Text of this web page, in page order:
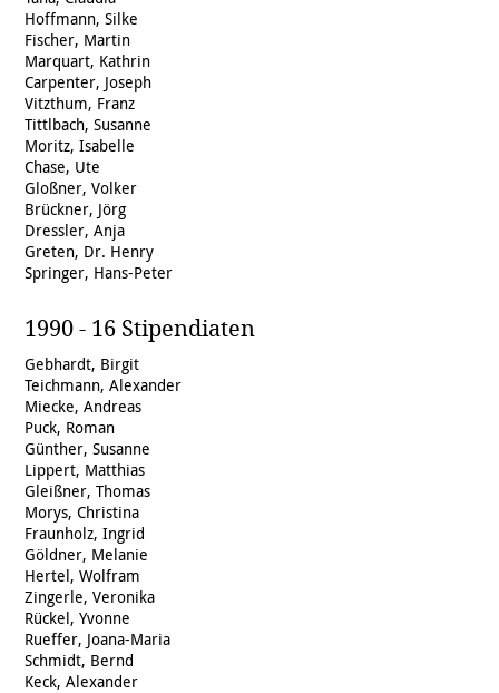
Hoffmann, Silke
Fischer, Martin
Marquart, Kathrin
Carpenter, Joseph
Vitzthum, Franz
Tittlbach, Susanne
Moritz, Isabelle
Chase, Ute
Gloßner, Volker
Brückner, Jörg
Dressler, Anja
Greten, Dr. Henry
Springer, Hans-Peter
1990 - 16 Stipendiaten
Gebhardt, Birgit
Teichmann, Alexander
Miecke, Andreas
Puck, Roman
Günther, Susanne
Lippert, Matthias
Gleißner, Thomas
Morys, Christina
Fraunholz, Ingrid
Göldner, Melanie
Hertel, Wolfram
Zingerle, Veronika
Rückel, Yvonne
Rueffer, Joana-Maria
Schmidt, Bernd
Keck, Alexander